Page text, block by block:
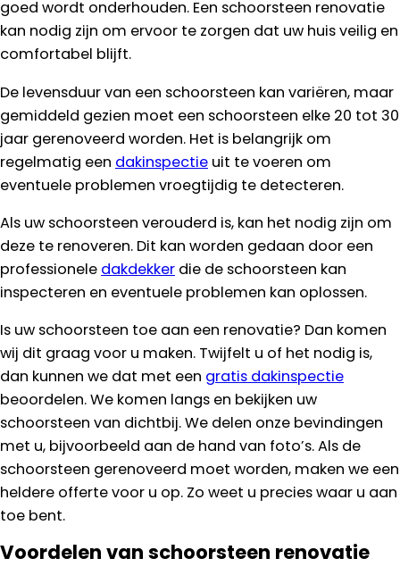
goed wordt onderhouden. Een schoorsteen renovatie
kan nodig zijn om ervoor te zorgen dat uw huis veilig en
comfortabel blijft.
De levensduur van een schoorsteen kan variëren, maar
gemiddeld gezien moet een schoorsteen elke 20 tot 30
jaar gerenoveerd worden. Het is belangrijk om
regelmatig een dakinspectie uit te voeren om
eventuele problemen vroegtijdig te detecteren.
Als uw schoorsteen verouderd is, kan het nodig zijn om
deze te renoveren. Dit kan worden gedaan door een
professionele dakdekker die de schoorsteen kan
inspecteren en eventuele problemen kan oplossen.
Is uw schoorsteen toe aan een renovatie? Dan komen
wij dit graag voor u maken. Twijfelt u of het nodig is,
dan kunnen we dat met een gratis dakinspectie
beoordelen. We komen langs en bekijken uw
schoorsteen van dichtbij. We delen onze bevindingen
met u, bijvoorbeeld aan de hand van foto’s. Als de
schoorsteen gerenoveerd moet worden, maken we een
heldere offerte voor u op. Zo weet u precies waar u aan
toe bent.
Voordelen van schoorsteen renovatie